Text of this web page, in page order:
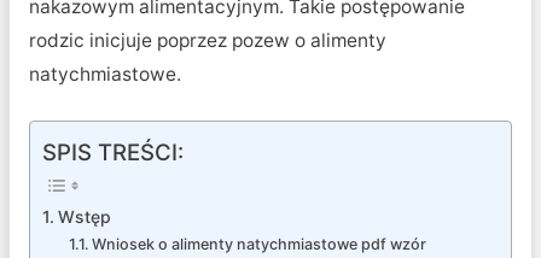
nakazowym alimentacyjnym. Takie postępowanie
rodzic inicjuje poprzez pozew o alimenty
natychmiastowe.
SPIS TREŚCI:
Wstęp
Wniosek o alimenty natychmiastowe pdf wzór